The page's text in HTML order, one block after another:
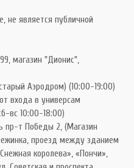
не является публичной
магазин "Дионис",
Аэродром) (10:00-19:00)
входа в универсам
вс 10:00-18:00)
пр-т Победы 2, (Магазин
проезд между зданием
королева», «Пончи»,